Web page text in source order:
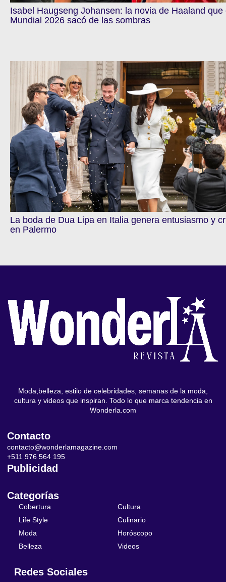
Isabel Haugseng Johansen: la novia de Haaland que
Mundial 2026 sacó de las sombras
La boda de Dua Lipa en Italia genera entusiasmo y
en Palermo
Moda,belleza, estilo de celebridades, semanas de la moda,
cultura y videos que inspiran. Todo lo que marca tendencia en
Wonderla.com
Contacto
contacto@wonderlamagazine.com
+511 976 564 195
Publicidad
Categorías
Cobertura
Life Style
Moda
Belleza
Cultura
Culinario
Horóscopo
Videos
Redes Sociales